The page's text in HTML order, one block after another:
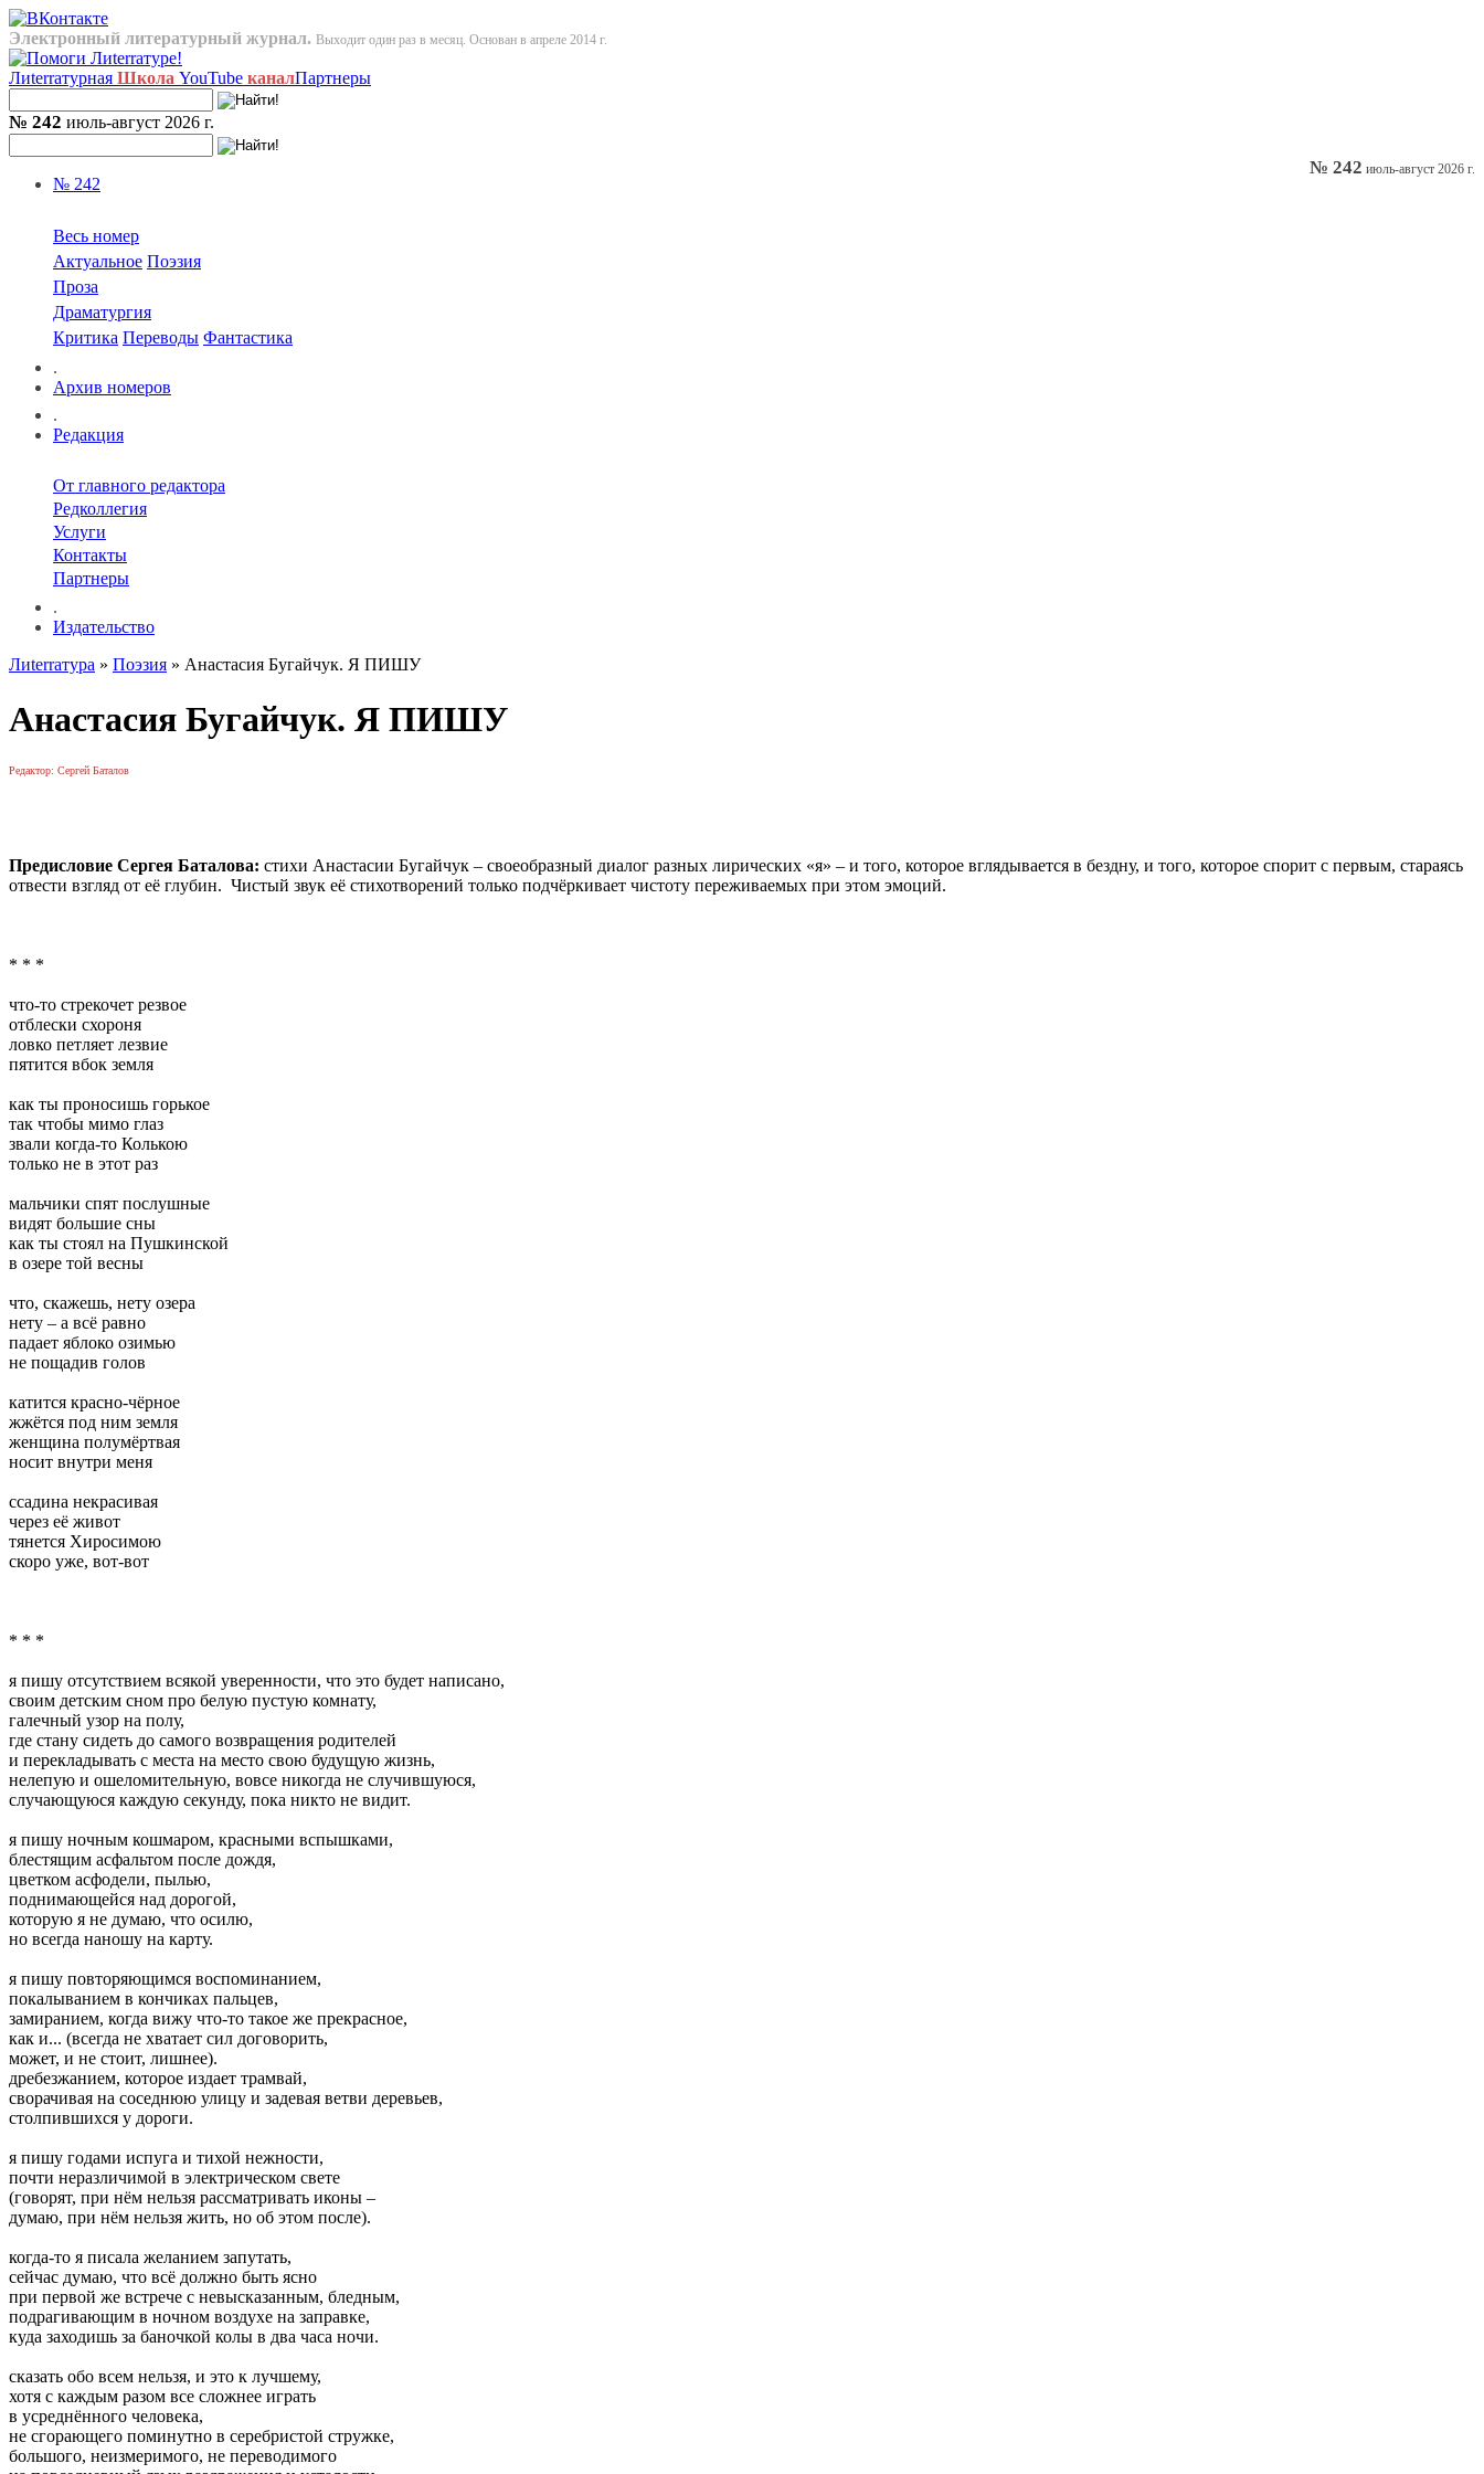
Электронный литературный журнал. Выходит один раз в месяц. Основан в апреле 2014 г.
Лиterraтурная Школа YouTube каналПартнеры
№ 242 июль-август 2026 г.
№ 242
Весь номер
Актуальное Поэзия
Проза
Драматургия
Критика Переводы Фантастика
.
Архив номеров
.
Редакция
От главного редактора
Редколлегия
Услуги
Контакты
Партнеры
.
Издательство
№ 242 июль-август 2026 г.
Лиterraтура » Поэзия » Анастасия Бугайчук. Я ПИШУ
Анастасия Бугайчук. Я ПИШУ
Редактор: Сергей Баталов
Предисловие Сергея Баталова: стихи Анастасии Бугайчук – своеобразный диалог разных лирических «я» – и того, которое вглядывается в бездну, и того, которое спорит с первым, стараясь
отвести взгляд от её глубин. Чистый звук её стихотворений только подчёркивает чистоту переживаемых при этом эмоций.
* * *
что-то стрекочет резвое
отблески схороня
ловко петляет лезвие
пятится вбок земля
как ты проносишь горькое
так чтобы мимо глаз
звали когда-то Колькою
только не в этот раз
мальчики спят послушные
видят большие сны
как ты стоял на Пушкинской
в озере той весны
что, скажешь, нету озера
нету – а всё равно
падает яблоко озимью
не пощадив голов
катится красно-чёрное
жжётся под ним земля
женщина полумёртвая
носит внутри меня
ссадина некрасивая
через её живот
тянется Хиросимою
скоро уже, вот-вот
* * *
я пишу отсутствием всякой уверенности, что это будет написано,
своим детским сном про белую пустую комнату,
галечный узор на полу,
где стану сидеть до самого возвращения родителей
и перекладывать с места на место свою будущую жизнь,
нелепую и ошеломительную, вовсе никогда не случившуюся,
случающуюся каждую секунду, пока никто не видит.
я пишу ночным кошмаром, красными вспышками,
блестящим асфальтом после дождя,
цветком асфодели, пылью,
поднимающейся над дорогой,
которую я не думаю, что осилю,
но всегда наношу на карту.
я пишу повторяющимся воспоминанием,
покалыванием в кончиках пальцев,
замиранием, когда вижу что-то такое же прекрасное,
как и... (всегда не хватает сил договорить,
может, и не стоит, лишнее).
дребезжанием, которое издает трамвай,
сворачивая на соседнюю улицу и задевая ветви деревьев,
столпившихся у дороги.
я пишу годами испуга и тихой нежности,
почти неразличимой в электрическом свете
(говорят, при нём нельзя рассматривать иконы –
думаю, при нём нельзя жить, но об этом после).
когда-то я писала желанием запутать,
сейчас думаю, что всё должно быть ясно
при первой же встрече с невысказанным, бледным,
подрагивающим в ночном воздухе на заправке,
куда заходишь за баночкой колы в два часа ночи.
сказать обо всем нельзя, и это к лучшему,
хотя с каждым разом все сложнее играть
в усреднённого человека,
не сгорающего поминутно в серебристой стружке,
большого, неизмеримого, не переводимого